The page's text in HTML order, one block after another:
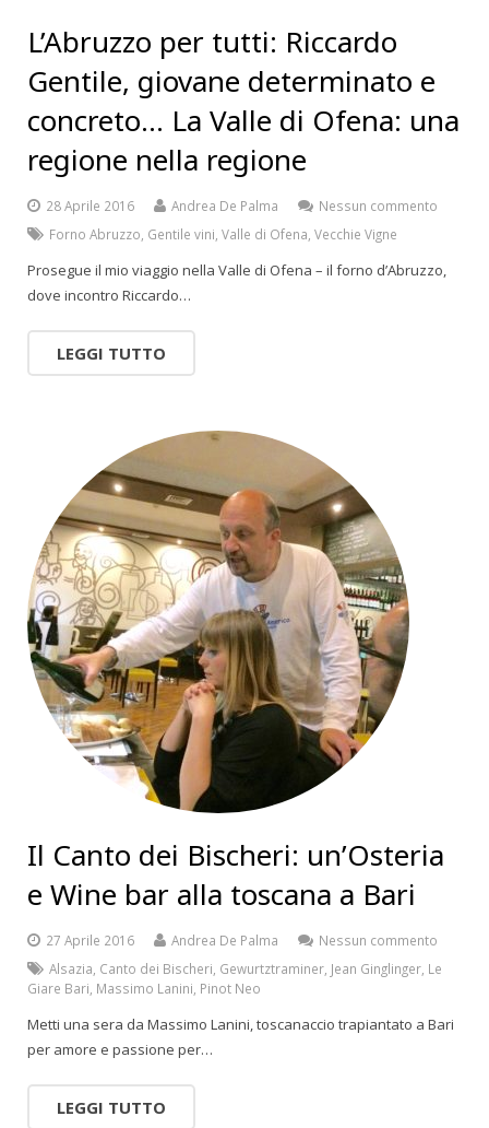
L’Abruzzo per tutti: Riccardo
Gentile, giovane determinato e
concreto… La Valle di Ofena: una
regione nella regione
28 Aprile 2016 Andrea De Palma
Nessun commento
Forno Abruzzo Gentile vini Valle di Ofena Vecchie Vigne
Prosegue il mio viaggio nella Valle di Ofena – il forno d’Abruzzo,
dove incontro Riccardo…
LEGGI TUTTO
Il Canto dei Bischeri: un’Osteria
e Wine bar alla toscana a Bari
27 Aprile 2016 Andrea De Palma
Nessun commento
Alsazia Canto dei Bischeri Gewurtztraminer Jean Ginglinger Le
Giare Bari Massimo Lanini Pinot Neo
Metti una sera da Massimo Lanini, toscanaccio trapiantato a Bari
per amore e passione per…
LEGGI TUTTO